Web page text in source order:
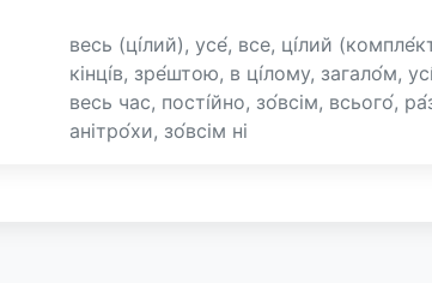
весь (ці́лий), усе́, все, ці́лий
кінці́в, зре́штою, в ці́лому, загало́м,
весь час, пості́йно, зо́всім, всього́,
анітро́хи, зо́всім ні